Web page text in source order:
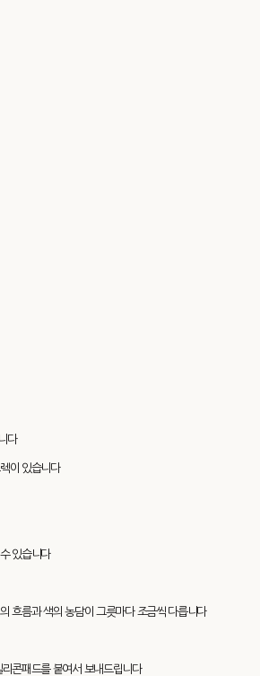
다
이 있습니다
있습니다
흐름과 색의 농담이 그릇마다 조금씩 다릅니다
콘패드를 붙여서 보내드립니다